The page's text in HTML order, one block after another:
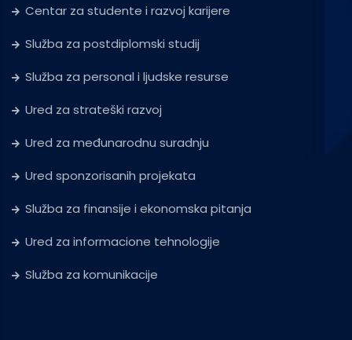
Centar za studente i razvoj karijere
Služba za postdiplomski studij
Služba za personal i ljudske resurse
Ured za strateški razvoj
Ured za međunarodnu suradnju
Ured sponzorisanih projekata
Služba za finansije i ekonomska pitanja
Ured za informacione tehnologije
Služba za komunikacije